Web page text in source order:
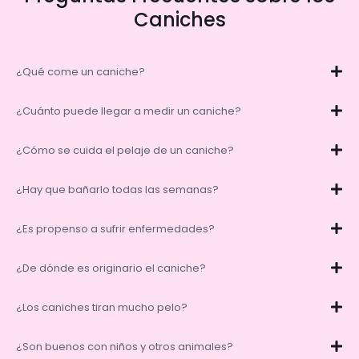
Caniches
¿Qué come un caniche?
¿Cuánto puede llegar a medir un caniche?
¿Cómo se cuida el pelaje de un caniche?
¿Hay que bañarlo todas las semanas?
¿Es propenso a sufrir enfermedades?
¿De dónde es originario el caniche?
¿Los caniches tiran mucho pelo?
¿Son buenos con niños y otros animales?